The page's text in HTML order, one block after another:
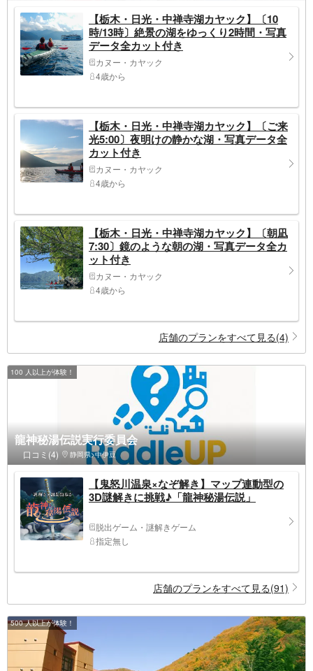
【栃木・日光・中禅寺湖カヤック】〔10
時/13時〕絶景の湖をゆっくり2時間・写真
データ全カット付き
カヌー・カヤック
4歳から
【栃木・日光・中禅寺湖カヤック】〔ご来
光5:00〕夜明けの静かな湖・写真データ全
カット付き
カヌー・カヤック
4歳から
【栃木・日光・中禅寺湖カヤック】〔朝凪
7:30〕鏡のような朝の湖・写真データ全カ
ット付き
カヌー・カヤック
4歳から
店舗のプランをすべて見る(4)
100 人以上が体験！
龍神秘湯伝説実行委員会
口コミ(4) 静岡県>中伊豆
【鬼怒川温泉×なぞ解き】マップ連動型の
3D謎解きに挑戦♪「龍神秘湯伝説」
脱出ゲーム・謎解きゲーム
指定無し
店舗のプランをすべて見る(91)
500 人以上が体験！